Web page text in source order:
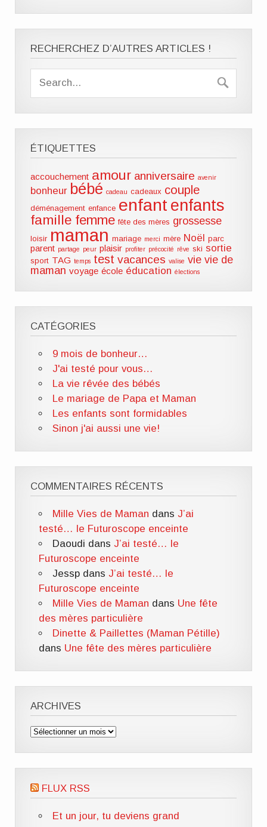
RECHERCHEZ D’AUTRES ARTICLES !
ÉTIQUETTES
accouchement amour anniversaire avenir
bonheur bébé cadeau cadeaux couple
déménagement enfance enfant enfants
famille femme fête des mères grossesse
loisir maman mariage merci mère Noël parc
parent partage peur plaisir profiter précocité rêve ski sortie
sport TAG temps test vacances valise vie vie de
maman voyage école éducation élections
CATÉGORIES
9 mois de bonheur…
J'ai testé pour vous…
La vie rêvée des bébés
Le mariage de Papa et Maman
Les enfants sont formidables
Sinon j'ai aussi une vie!
COMMENTAIRES RÉCENTS
Mille Vies de Maman dans J’ai
testé… le Futuroscope enceinte
Daoudi dans J’ai testé… le
Futuroscope enceinte
Jesspdans J’ai testé… le
Futuroscope enceinte
Mille Vies de Maman dans Une fête
des mères particulière
Dinette & Paillettes (Maman Pétille)
dans Une fête des mères particulière
ARCHIVES
Archives
FLUX RSS
Et un jour, tu deviens grand